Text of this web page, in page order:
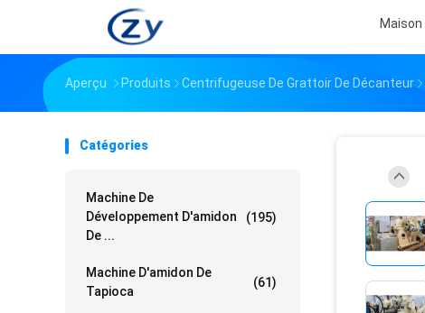
Maison
Aperçu Produits Centrifugeuse De Grattoir De Décanteur
Catégories
Machine De
Développement D'amidon
De ...
(195)
Machine D'amidon De
Tapioca
(61)